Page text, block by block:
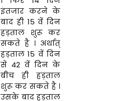
इंतजार करने के
बाद ही 15 वें दिन
हड़ताल शुरू कर
सकते है । अर्थात्
हड़ताल 15 वें दिन
से 42 वें दिन के
बीच ही हड़ताल
शुरू कर सकते है ।
उसके बाद हड़ताल